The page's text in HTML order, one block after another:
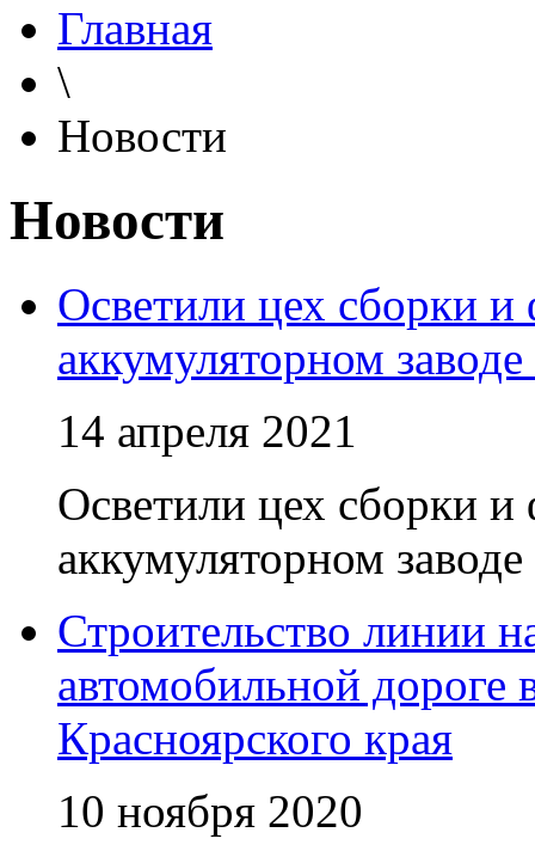
Главная
\
Новости
Новости
Осветили цех сборки
аккумуляторном
14 апреля 2021
Осветили цех сборки
аккумуляторном
Строительство линии
автомобильной дороге
Красноярского края
10 ноября 2020